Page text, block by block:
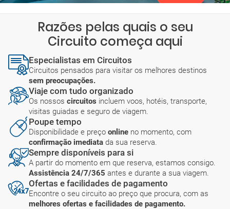
Razões pelas quais o seu
Circuito começa aqui
Especialistas em Circuitos
Circuitos pensados para visitar os melhores destinos
sem preocupações.
Viaje com tudo organizado
Os nossos circuitos incluem voos, hotéis, transporte,
visitas guiadas e seguro de viagem.
Poupe tempo
Disponibilidade e preço online no momento, com
confirmação imediata da sua reserva.
Sempre disponíveis para si
A partir do momento em que reserva, estamos consigo.
Assistência 24/7/365 antes e durante a sua viagem.
Ofertas e facilidades de pagamento
Encontre o seu circuito ao preço que procura, com as
melhores ofertas e facilidades de pagamento.